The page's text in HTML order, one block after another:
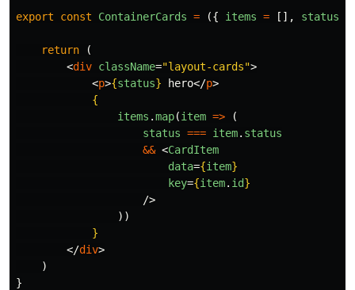
export const ContainerCards = ({ items = [], status
return
(
<div className="layout-cards">
<p>{status} hero</p>
{
items .map(item =>
(
status === item. status
&& <CardItem
data={item}
key={item. id}
/>
))
}
</div>
)
}